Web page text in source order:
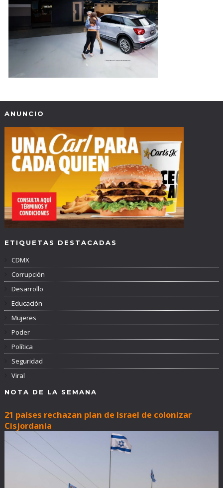
ANUNCIO
ETIQUETAS DESTACADAS
CDMX
Corrupción
Desarrollo
Educación
Mujeres
Poder
Política
Seguridad
Viral
NOTA DE LA SEMANA
21 países rechazan plan de Israel de colonizar
Cisjordania